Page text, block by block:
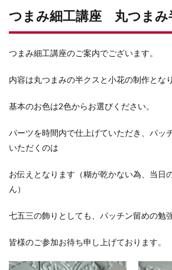
つまみ細工講座 丸つまみ
つまみ細工講座のご案内でございます。
内容は丸つまみの半クスと小花の制作とな
基本のお色は2色からお選びください。
パーツを時間内で仕上げていただき、パッ
いただくのは
お伝えとなります（糊が乾かない為、当日
ん）
七五三の飾りとしても、パッチン留めの勉
皆様のご参加お待ち申し上げております。